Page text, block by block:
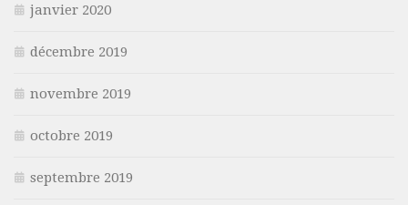
janvier 2020
décembre 2019
novembre 2019
octobre 2019
septembre 2019